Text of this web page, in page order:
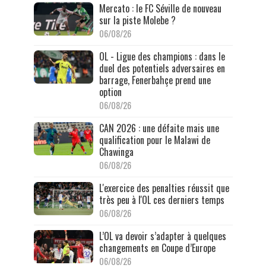
Mercato : le FC Séville de nouveau
sur la piste Molebe ?
06/08/26
OL - Ligue des champions : dans le
duel des potentiels adversaires en
barrage, Fenerbahçe prend une
option
06/08/26
CAN 2026 : une défaite mais une
qualification pour le Malawi de
Chawinga
06/08/26
L'exercice des penalties réussit que
très peu à l'OL ces derniers temps
06/08/26
L’OL va devoir s’adapter à quelques
changements en Coupe d’Europe
06/08/26